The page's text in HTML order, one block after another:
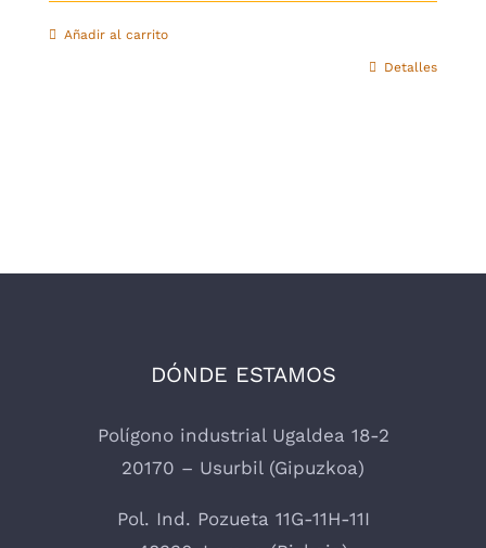
Añadir al carrito
Detalles
DÓNDE ESTAMOS
Polígono industrial Ugaldea 18-2
20170 – Usurbil (Gipuzkoa)
Pol. Ind. Pozueta 11G-11H-11I